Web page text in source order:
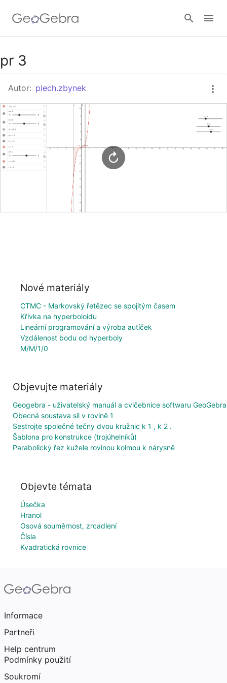
Google Classroom
GeoGebra Třída
pr 3
Autor: piech.zbynek
Nové materiály
CTMC - Markovský řetězec se spojitým časem
Křivka na hyperboloidu
Lineární programování a výroba autíček
Vzdálenost bodu od hyperboly
M/M/1/0
Objevujte materiály
Geogebra - uživatelský manuál a cvičebnice softwaru GeoGebra
Obecná soustava sil v rovině 1
Sestrojte společné tečny dvou kružnic k 1 , k 2 .
Šablona pro konstrukce (trojúhelníků)
Parabolický řez kužele rovinou kolmou k nárysně
Objevte témata
Úsečka
Hranol
Osová souměrnost, zrcadlení
Čísla
Kvadratická rovnice
Informace
Partneři
Help centrum
Podmínky použití
Soukromí